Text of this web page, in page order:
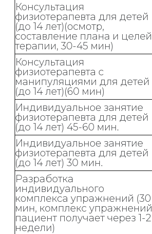
Консультация
физиотерапевта для детей
(до 14 лет)(осмотр,
составление плана и целей
терапии, 30-45 мин)
Консультация
физиотерапевта с
манипуляциями для детей
(до 14 лет)(60 мин)
Индивидуальное занятие
физиотерапевта для детей
(до 14 лет) 45-60 мин.
Индивидуальное занятие
физиотерапевта для детей
(до 14 лет) 30 мин.
Разработка
индивидуального
комплекса упражнений (30
мин, комплекс упражнений
пациент получает через 1-2
недели)